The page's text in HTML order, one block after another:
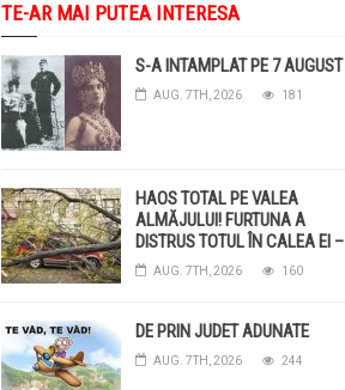
TE-AR MAI PUTEA INTERESA
S-A INTAMPLAT PE 7 AUGUST
AUG. 7TH, 2026 181
HAOS TOTAL PE VALEA
ALMĂJULUI! FURTUNA A
DISTRUS TOTUL ÎN CALEA EI –
COPACI CĂZUȚI, DRUMURI
BLOCAȚE, CURENT TĂIAT ȘI
GRINDINĂ!
AUG. 7TH, 2026 160
DE PRIN JUDET ADUNATE
AUG. 7TH, 2026 244